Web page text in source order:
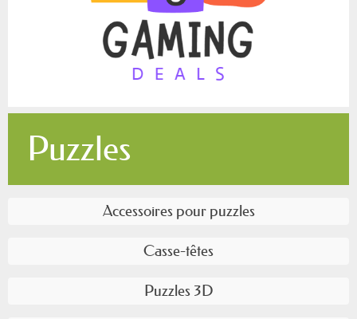
Puzzles
Accessoires pour puzzles
Casse-têtes
Puzzles 3D